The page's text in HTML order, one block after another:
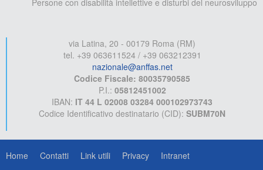
via Latina, 20 - 00179 Roma (RM)
tel. +39 063611524 / +39 063212391
nazionale@anffas.net
Codice Fiscale: 80035790585
P.I.: 05812451002
IBAN: IT 44 L 02008 03284 000102973743
Codice Identificativo destinatario (CID): SUBM70N
Home Contatti Link utili Privacy Intranet